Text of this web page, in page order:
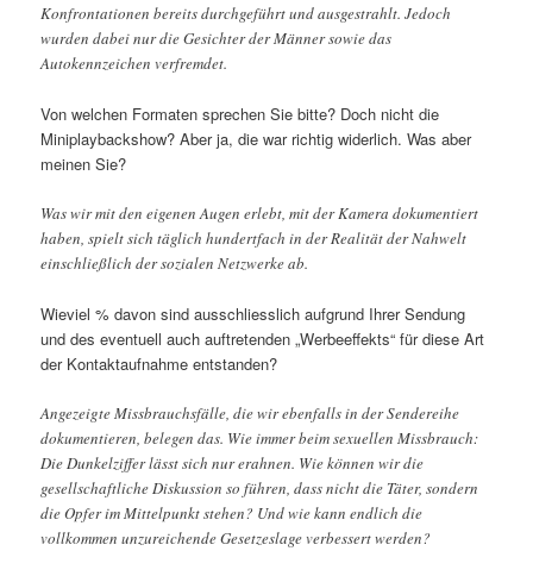
Konfrontationen bereits durchgeführt und ausgestrahlt. Jedoch
wurden dabei nur die Gesichter der Männer sowie das
Autokennzeichen verfremdet.
Von welchen Formaten sprechen Sie bitte? Doch nicht die
Miniplaybackshow? Aber ja, die war richtig widerlich. Was aber
meinen Sie?
Was wir mit den eigenen Augen erlebt, mit der Kamera dokumentiert
haben, spielt sich täglich hundertfach in der Realität der Nahwelt
einschließlich der sozialen Netzwerke ab.
Wieviel % davon sind ausschliesslich aufgrund Ihrer Sendung
und des eventuell auch auftretenden „Werbeeffekts“ für diese Art
der Kontaktaufnahme entstanden?
Angezeigte Missbrauchsfälle, die wir ebenfalls in der Sendereihe
dokumentieren, belegen das. Wie immer beim sexuellen Missbrauch:
Die Dunkelziffer lässt sich nur erahnen. Wie können wir die
gesellschaftliche Diskussion so führen, dass nicht die Täter, sondern
die Opfer im Mittelpunkt stehen? Und wie kann endlich die
vollkommen unzureichende Gesetzeslage verbessert werden?